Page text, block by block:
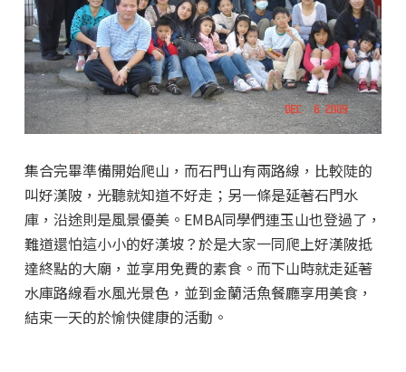
集合完畢準備開始爬山，而石門山有兩路線，比較陡的
叫好漢陂，光聽就知道不好走；另一條是延著石門水
庫，沿途則是風景優美。EMBA同學們連玉山也登過了，
難道還怕這小小的好漢坡？於是大家一同爬上好漢陂抵
達終點的大廟，並享用免費的素食。而下山時就走延著
水庫路線看水風光景色，並到金蘭活魚餐廳享用美食，
結束一天的於愉快健康的活動。